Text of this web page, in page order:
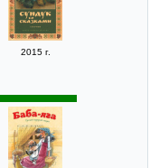
2015 г.